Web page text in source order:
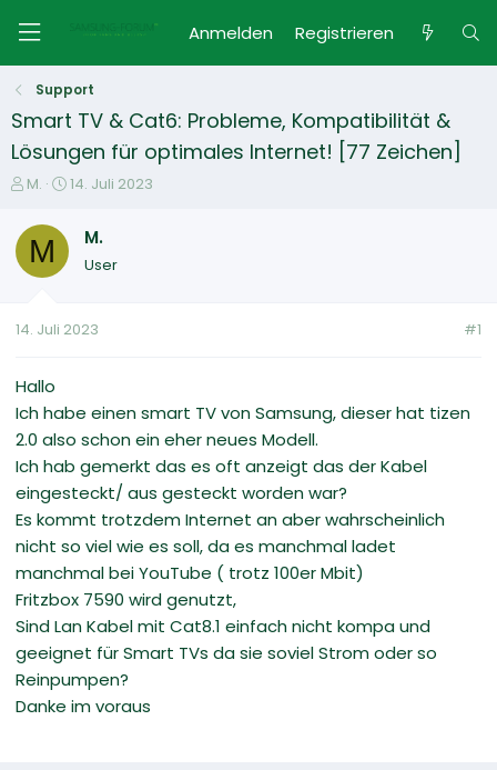
Anmelden Registrieren
Support
Smart TV & Cat6: Probleme, Kompatibilität &
Lösungen für optimales Internet! [77 Zeichen]
E
s
e
e
M.
E
t
14. Juli 2023
M M.
User
14. Juli 2023 #1
Hallo
Ich habe einen smart TV von Samsung, dieser hat tizen
2.0 also schon ein eher neues Modell.
Ich hab gemerkt das es oft anzeigt das der Kabel
eingesteckt/ aus gesteckt worden war?
Es kommt trotzdem Internet an aber wahrscheinlich
nicht so viel wie es soll, da es manchmal ladet
manchmal bei YouTube ( trotz 100er Mbit)
Fritzbox 7590 wird genutzt,
Sind Lan Kabel mit Cat8.1 einfach nicht kompa und
geeignet für Smart TVs da sie soviel Strom oder so
Reinpumpen?
Danke im voraus